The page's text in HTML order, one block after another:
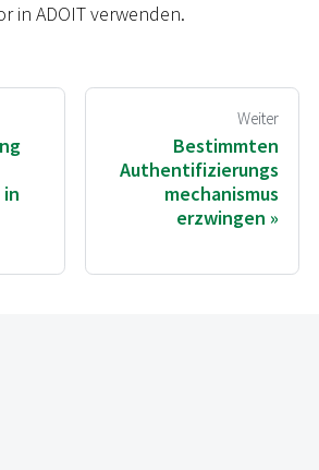
in ADOIT verwenden.
Weiter
Bestimmten
Authentifizierungs
mechanismus
erzwingen